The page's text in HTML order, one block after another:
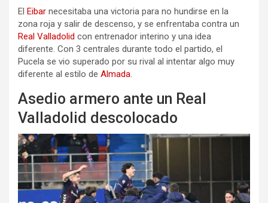
El Eibar necesitaba una victoria para no hundirse en la
zona roja y salir de descenso, y se enfrentaba contra un
Real Valladolid con entrenador interino y una idea
diferente. Con 3 centrales durante todo el partido, el
Pucela se vio superado por su rival al intentar algo muy
diferente al estilo de Almada.
Asedio armero ante un Real
Valladolid descolocado